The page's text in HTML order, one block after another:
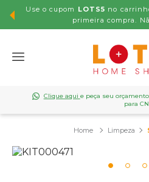
Use o cupom LOTS5 no
primeira compra.
Clique aqui e peça seu
para
Limpeza